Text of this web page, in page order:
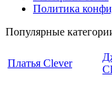
Политика
Популярные
Платья Clever